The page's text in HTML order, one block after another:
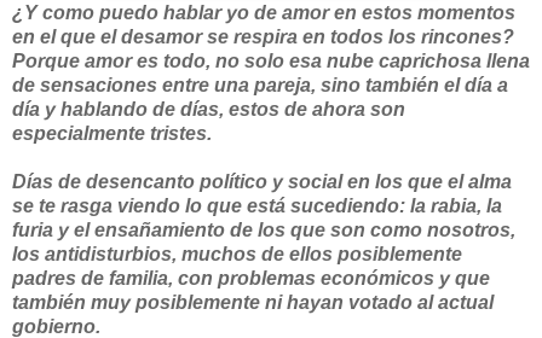
¿Y como puedo hablar yo de amor en estos momentos
en el que el desamor se respira en todos los rincones?
Porque amor es todo, no solo esa nube caprichosa llena
de sensaciones entre una pareja, sino también el día a
día y hablando de días, estos de ahora son
especialmente tristes.
Días de desencanto político y social en los que el alma
se te rasga viendo lo que está sucediendo: la rabia, la
furia y el ensañamiento de los que son como nosotros,
los antidisturbios, muchos de ellos posiblemente
padres de familia, con problemas económicos y que
también muy posiblemente ni hayan votado al actual
gobierno.